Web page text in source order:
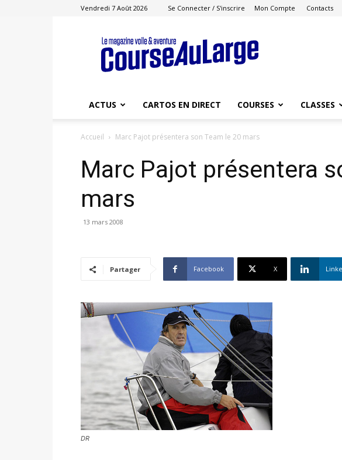
Vendredi 7 Août 2026 Se Connecter / S'inscrire Mon Compte Contacts
Course
au
Large
ACTUS CARTOS EN DIRECT COURSES CLASSES
Accueil Marc Pajot présentera son Team le 20 mars
Marc Pajot présentera
mars
13 mars 2008
Partager Facebook X
DR